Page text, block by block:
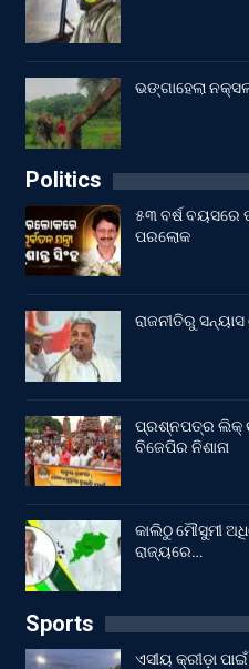
ଭଙ୍ଗାହେଲା
Politics
୫୩ ବର୍ଷ ବୟସରେ
ପରଲୋକ
ରାଜନୀତିରୁ
ପ୍ରଶ୍ନପତ୍ର ଲିକ୍
ବିଜେପିର ନିଶାନା
କାଲିଠୁ ମୌସୁମୀ
ରାଜ୍ୟରେ…
Sports
ଏସୀୟ କ୍ରୀଡ଼ା